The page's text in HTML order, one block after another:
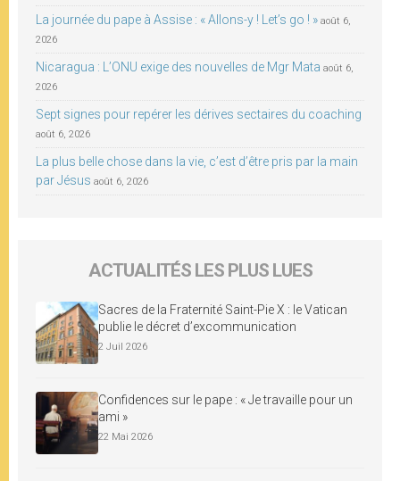
La journée du pape à Assise : « Allons-y ! Let’s go ! » août 6,
2026
Nicaragua : L’ONU exige des nouvelles de Mgr Mata août 6,
2026
Sept signes pour repérer les dérives sectaires du coaching
août 6, 2026
La plus belle chose dans la vie, c’est d’être pris par la main
par Jésus août 6, 2026
ACTUALITÉS LES PLUS LUES
Sacres de la Fraternité Saint-Pie X : le Vatican
publie le décret d’excommunication
2 Juil 2026
Confidences sur le pape : « Je travaille pour un
ami »
22 Mai 2026